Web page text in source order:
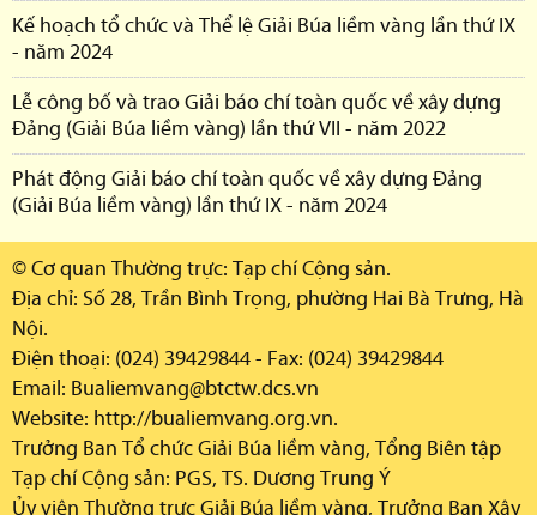
Kế hoạch tổ chức và Thể lệ Giải Búa liềm vàng lần thứ IX
- năm 2024
Lễ công bố và trao Giải báo chí toàn quốc về xây dựng
Đảng (Giải Búa liềm vàng) lần thứ VII - năm 2022
Phát động Giải báo chí toàn quốc về xây dựng Đảng
(Giải Búa liềm vàng) lần thứ IX - năm 2024
© Cơ quan Thường trực: Tạp chí Cộng sản.
Địa chỉ: Số 28, Trần Bình Trọng, phường Hai Bà Trưng, Hà
Nội.
Điện thoại: (024) 39429844 - Fax: (024) 39429844
Email: Bualiemvang@btctw.dcs.vn
Website: http://bualiemvang.org.vn.
Trưởng Ban Tổ chức Giải Búa liềm vàng, Tổng Biên tập
Tạp chí Cộng sản: PGS, TS. Dương Trung Ý
Ủy viên Thường trực Giải Búa liềm vàng, Trưởng Ban Xây